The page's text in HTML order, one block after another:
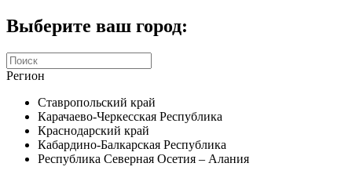
Выберите ваш город:
Регион
Ставропольский край
Карачаево-Черкесская Республика
Краснодарский край
Кабардино-Балкарская Республика
Республика Северная Осетия – Алания